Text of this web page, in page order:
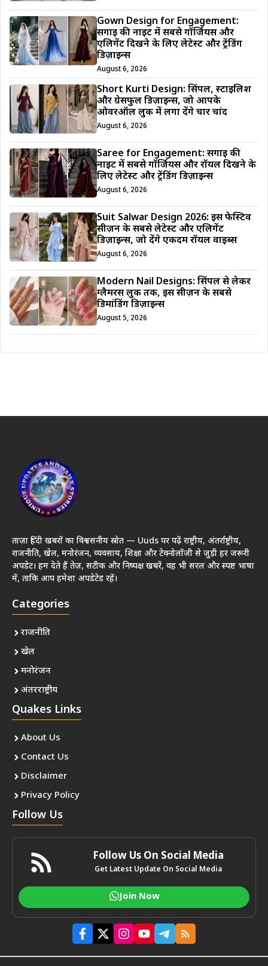
Gown Design for Engagement:
सगाई की नाइट में सबसे गॉर्जियस और
एलिगेंट दिखने के लिए लेटेस्ट और ट्रेंडिंग
डिज़ाइन्स
August 6, 2026
Short Kurti Design: सिंपल, स्टाइलिश
और ग्रेसफुल डिज़ाइन्स, जो आपके
ओवरऑल लुक में लगा देंगे चार चांद
August 6, 2026
Saree for Engagement: सगाई की
नाइट में सबसे गॉर्जियस और रॉयल दिखने के
लिए लेटेस्ट और ट्रेंडिंग डिज़ाइन्स
August 6, 2026
Suit Salwar Design 2026: इस फेस्टिव
सीज़न के सबसे लेटेस्ट और एलिगेंट
डिज़ाइन्स, जो देंगे एकदम रॉयल वाइब्स
August 6, 2026
Modern Nail Designs: सिंपल से लेकर
ग्लैमरस लुक तक, इस सीज़न के सबसे
डिमांडिंग डिज़ाइन्स
August 5, 2026
ताज़ा हिंदी खबरों का विश्वसनीय स्रोत — Uuds पर पढ़ें राष्ट्रीय, अंतर्राष्ट्रीय,
राजनीति, खेल, मनोरंजन, व्यवसाय, शिक्षा और टेक्नोलॉजी से जुड़ी हर जरूरी
अपडेट। हम देते हैं तेज़, सटीक और निष्पक्ष खबरें, वह भी सरल और स्पष्ट भाषा
में, ताकि आप हमेशा अपडेटेड रहें।
Categories
राजनीति
खेल
मनोरंजन
अंतरराष्ट्रीय
Quakes Links
About Us
Contact Us
Disclaimer
Privacy Policy
Follow Us
Follow Us On Social Media
Get Latest Update On Social Media
Join Now